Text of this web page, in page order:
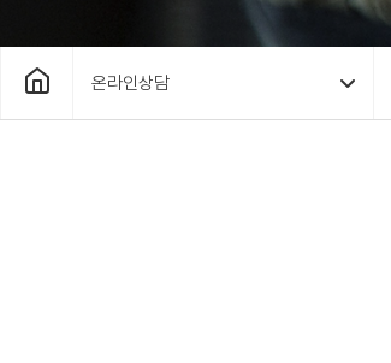
온라인상담